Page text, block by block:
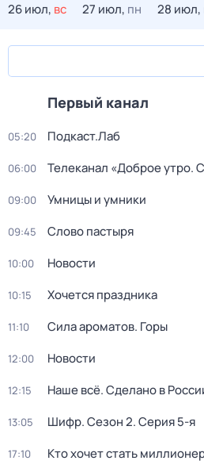
26 июл, вс 27 июл, пн 28 июл,
Первый канал
05:20 Подкаст.Лаб
06:00 Телеканал «Доброе утро.
09:00 Умницы и умники
09:45 Слово пастыря
10:00 Новости
10:15 Хочется праздника
11:10 Сила ароматов. Горы
12:00 Новости
12:15 Наше всё. Сделано в
13:05 Шифр. Сезон 2. Серия 5-я
17:10 Кто хочет стать